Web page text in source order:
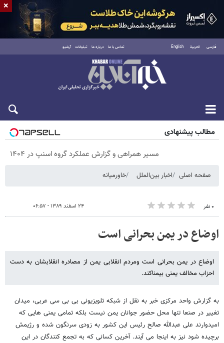
فارسی العربية English تماس با ما درباره ما تبلیغات آرشیو
پنجشنبه ۱۵ مرداد ۱۴۰۵
مطالب پیشنهادی
مسیر همراهی و گزارش عملکرد گروه اسنپ در ۱۴۰۴
صفحه اصلی اخبار بین‌الملل خاورمیانه
۰ نفر ۲۴ اسفند ۱۳۸۹ - ۰۶:۵۷
اوضاع در یمن بحرانی است
اوضاع در یمن بحرانی است ومردم انقلابی یمن از مصادره انقلابشان به دست
احزاب مخالف یمنی بیمناکند.
به گزارش واحد مرکزی خبر به نقل از شبکه تلویزیونی بی بی سی عربی، میدان
تغییر در صنعا تنها محل حضور جوانان یمن نیست بلکه تمامی یمنی هایی که
امیدوارند علی عبدالله صالح رئیس این کشور به زودی سرنگون شده و رژیمش
برچیده شود نیز به اینجا می آیند. آخرین کسانی که به تجمع کنندگان در این
×